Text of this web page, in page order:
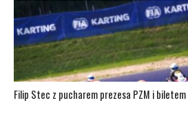
Filip Stec z pucharem prezesa PZM i